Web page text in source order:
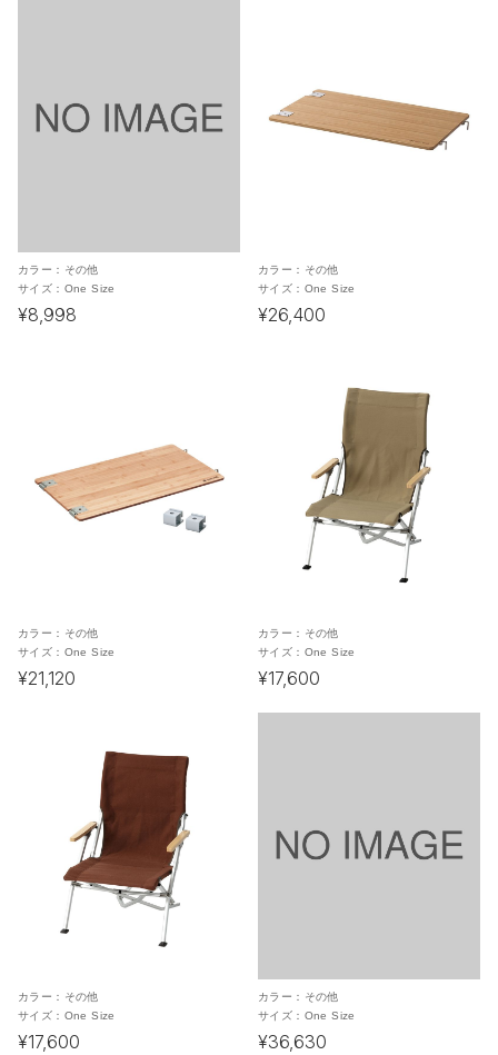
カラー： その他
サイズ： One Size
¥8,998
カラー： その他
サイズ： One Size
¥26,400
カラー： その他
サイズ： One Size
¥21,120
カラー： その他
サイズ： One Size
¥17,600
カラー： その他
サイズ： One Size
¥17,600
カラー： その他
サイズ： One Size
¥36,630